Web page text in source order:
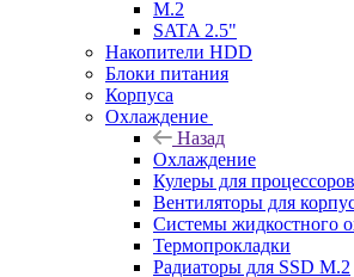
M.2
SATA 2.5"
Накопители HDD
Блоки питания
Корпуса
Охлаждение
Назад
Охлаждение
Кулеры для процессоров
Вентиляторы для
Системы жидкостного
Термопрокладки
Радиаторы для SSD M.2